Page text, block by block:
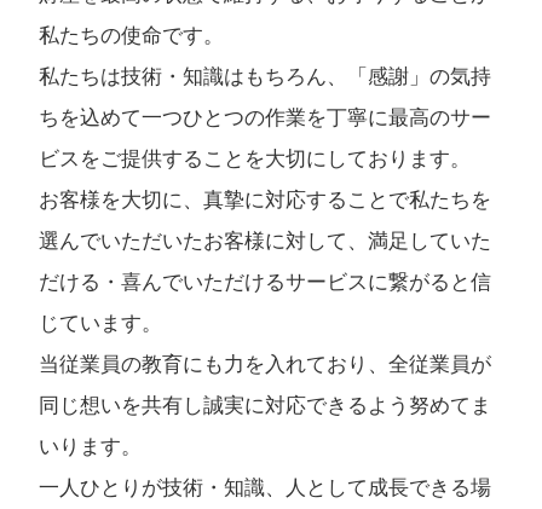
私たちの使命です。
私たちは技術・知識はもちろん、「感謝」の気持
ちを込めて一つひとつの作業を丁寧に最高のサー
ビスをご提供することを大切にしております。
お客様を大切に、真摯に対応することで私たちを
選んでいただいたお客様に対して、満足していた
だける・喜んでいただけるサービスに繋がると信
じています。
当従業員の教育にも力を入れており、全従業員が
同じ想いを共有し誠実に対応できるよう努めてま
いります。
一人ひとりが技術・知識、人として成長できる場